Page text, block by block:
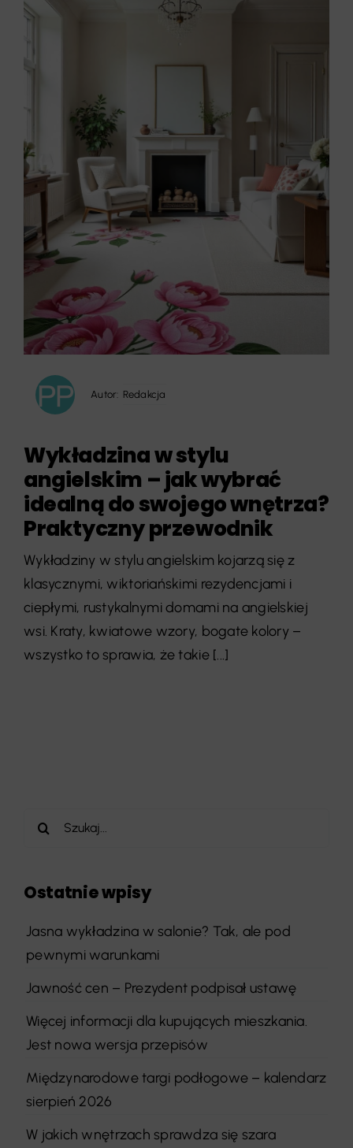
Autor: Redakcja
Wykładzina w stylu
angielskim – jak wybrać
idealną do swojego wnętrza?
Praktyczny przewodnik
Wykładziny w stylu angielskim kojarzą się z
klasycznymi, wiktoriańskimi rezydencjami i
ciepłymi, rustykalnymi domami na angielskiej
wsi. Kraty, kwiatowe wzory, bogate kolory –
wszystko to sprawia, że takie [...]
Szukaj
Ostatnie wpisy
Jasna wykładzina w salonie? Tak, ale pod
pewnymi warunkami
Jawność cen – Prezydent podpisał ustawę
Więcej informacji dla kupujących mieszkania.
Jest nowa wersja przepisów
Międzynarodowe targi podłogowe – kalendarz
sierpień 2026
W jakich wnętrzach sprawdza się szara